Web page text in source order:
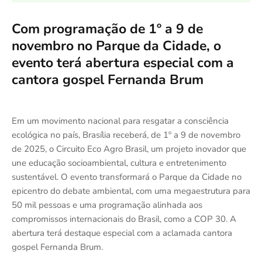
Com programação de 1º a 9 de
novembro no Parque da Cidade, o
evento terá abertura especial com a
cantora gospel Fernanda Brum
Em um movimento nacional para resgatar a consciência
ecológica no país, Brasília receberá, de 1º a 9 de novembro
de 2025, o Circuito Eco Agro Brasil, um projeto inovador que
une educação socioambiental, cultura e entretenimento
sustentável. O evento transformará o Parque da Cidade no
epicentro do debate ambiental, com uma megaestrutura para
50 mil pessoas e uma programação alinhada aos
compromissos internacionais do Brasil, como a COP 30. A
abertura terá destaque especial com a aclamada cantora
gospel Fernanda Brum.